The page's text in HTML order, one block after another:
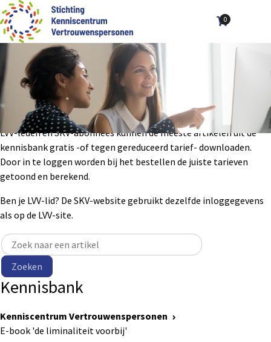
Aantal
0
Zoek
De Kennisbank van de SKV is de vindplaats van kennis, informatie
en data op het gebied van de functie van vertrouwenspersoon.
Deze kennis wordt verzameld en gebruikt door de LVV en de SKV.
De Kennisbank richt zich op de uitwisseling van kennis binnen en
buiten de LVV, de SKV en de stakeholders.
LVV-leden en SKV-abonnees kunnen de meeste artikelen uit de
kennisbank gratis -of tegen gereduceerd tarief- downloaden.
Door in te loggen worden bij het bestellen de juiste tarieven
getoond en berekend.
Ben je LVV-lid? De SKV-website gebruikt dezelfde inloggegevens
als op de LVV-site.
Zoeken
Kennisbank
Kenniscentrum Vertrouwenspersonen
E-book 'de liminaliteit voorbij'